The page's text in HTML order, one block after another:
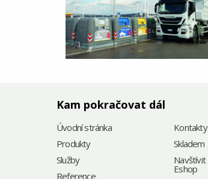
Kam pokračovat dál
Úvodní stránka
Produkty
Služby
Reference
Kontakty
Skladem
Navštívit
Eshop